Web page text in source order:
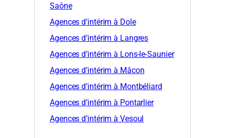
Saône
Agences d’intérim à Dole
Agences d’intérim à Langres
Agences d’intérim à Lons-le-Saunier
Agences d’intérim à Mâcon
Agences d’intérim à Montbéliard
Agences d’intérim à Pontarlier
Agences d’intérim à Vesoul